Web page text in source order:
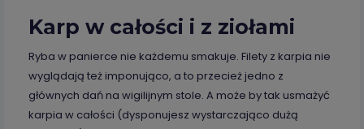
Karp w całości i z ziołami
Ryba w panierce nie każdemu smakuje. Filety z karpia nie
wyglądają też imponująco, a to przecież jedno z
głównych dań na wigilijnym stole. A może by tak usmażyć
karpia w całości (dysponujesz wystarczająco dużą